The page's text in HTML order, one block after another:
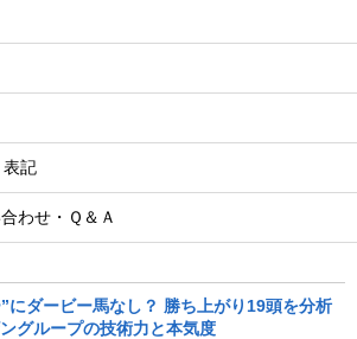
表記
わせ・Ｑ＆Ａ
にダービー馬なし？ 勝ち上がり19頭を分析
グループの技術力と本気度